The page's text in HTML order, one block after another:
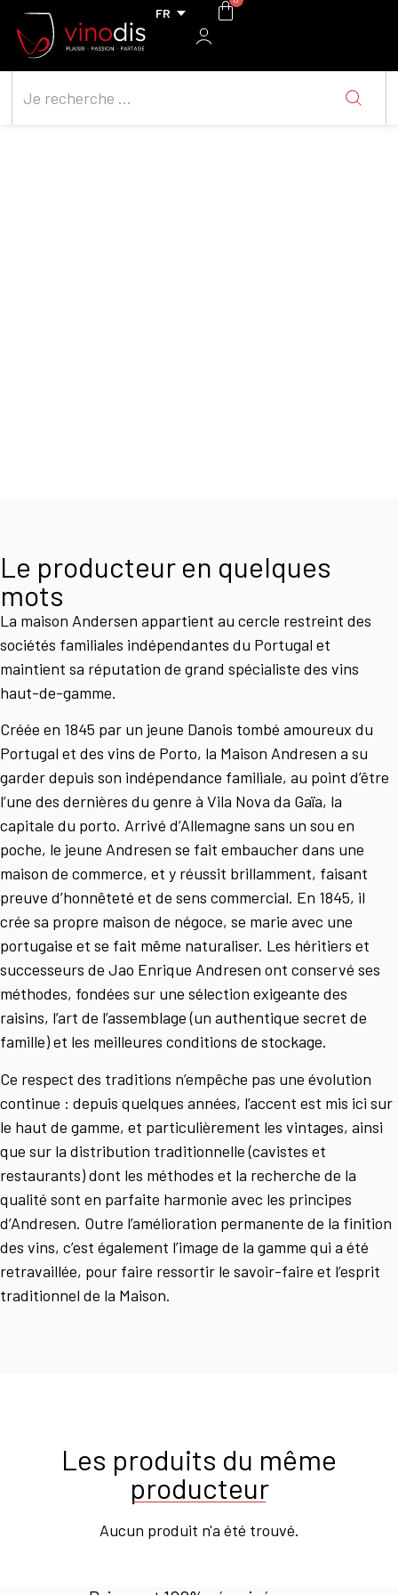
Le producteur en quelques
mots
La maison Andersen appartient au cercle restreint des
sociétés familiales indépendantes du Portugal et
maintient sa réputation de grand spécialiste des vins
haut-de-gamme.
Créée en 1845 par un jeune Danois tombé amoureux du
Portugal et des vins de Porto, la Maison Andresen a su
garder depuis son indépendance familiale, au point d’être
l’une des dernières du genre à Vila Nova da Gaïa, la
capitale du porto. Arrivé d’Allemagne sans un sou en
poche, le jeune Andresen se fait embaucher dans une
maison de commerce, et y réussit brillamment, faisant
preuve d’honnêteté et de sens commercial. En 1845, il
crée sa propre maison de négoce, se marie avec une
portugaise et se fait même naturaliser. Les héritiers et
successeurs de Jao Enrique Andresen ont conservé ses
méthodes, fondées sur une sélection exigeante des
raisins, l’art de l’assemblage (un authentique secret de
famille) et les meilleures conditions de stockage.
Ce respect des traditions n’empêche pas une évolution
continue : depuis quelques années, l’accent est mis ici sur
le haut de gamme, et particulièrement les vintages, ainsi
que sur la distribution traditionnelle (cavistes et
restaurants) dont les méthodes et la recherche de la
qualité sont en parfaite harmonie avec les principes
d’Andresen. Outre l’amélioration permanente de la finition
des vins, c’est également l’image de la gamme qui a été
retravaillée, pour faire ressortir le savoir-faire et l’esprit
traditionnel de la Maison.
Les produits du même
producteur
Aucun produit n'a été trouvé.